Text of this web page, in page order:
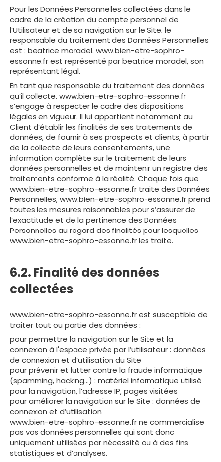
Pour les Données Personnelles collectées dans le
cadre de la création du compte personnel de
l’Utilisateur et de sa navigation sur le Site, le
responsable du traitement des Données Personnelles
est : beatrice moradel. www.bien-etre-sophro-
essonne.fr est représenté par beatrice moradel, son
représentant légal.
En tant que responsable du traitement des données
qu’il collecte, www.bien-etre-sophro-essonne.fr
s’engage à respecter le cadre des dispositions
légales en vigueur. Il lui appartient notamment au
Client d’établir les finalités de ses traitements de
données, de fournir à ses prospects et clients, à partir
de la collecte de leurs consentements, une
information complète sur le traitement de leurs
données personnelles et de maintenir un registre des
traitements conforme à la réalité. Chaque fois que
www.bien-etre-sophro-essonne.fr traite des Données
Personnelles, www.bien-etre-sophro-essonne.fr prend
toutes les mesures raisonnables pour s’assurer de
l’exactitude et de la pertinence des Données
Personnelles au regard des finalités pour lesquelles
www.bien-etre-sophro-essonne.fr les traite.
6.2. Finalité des données
collectées
www.bien-etre-sophro-essonne.fr est susceptible de
traiter tout ou partie des données :
pour permettre la navigation sur le Site et la
connexion à l'espace privée par l’utilisateur : données
de connexion et d’utilisation du Site
pour prévenir et lutter contre la fraude informatique
(spamming, hacking…) : matériel informatique utilisé
pour la navigation, l’adresse IP, pages visitées
pour améliorer la navigation sur le Site : données de
connexion et d’utilisation
www.bien-etre-sophro-essonne.fr ne commercialise
pas vos données personnelles qui sont donc
uniquement utilisées par nécessité ou à des fins
statistiques et d’analyses.